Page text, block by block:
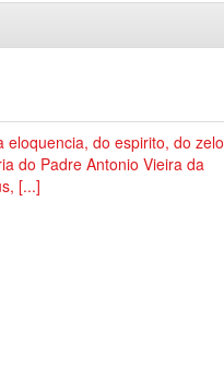
eloquencia, do espirito, do zelo
do Padre Antonio Vieira da
[...]